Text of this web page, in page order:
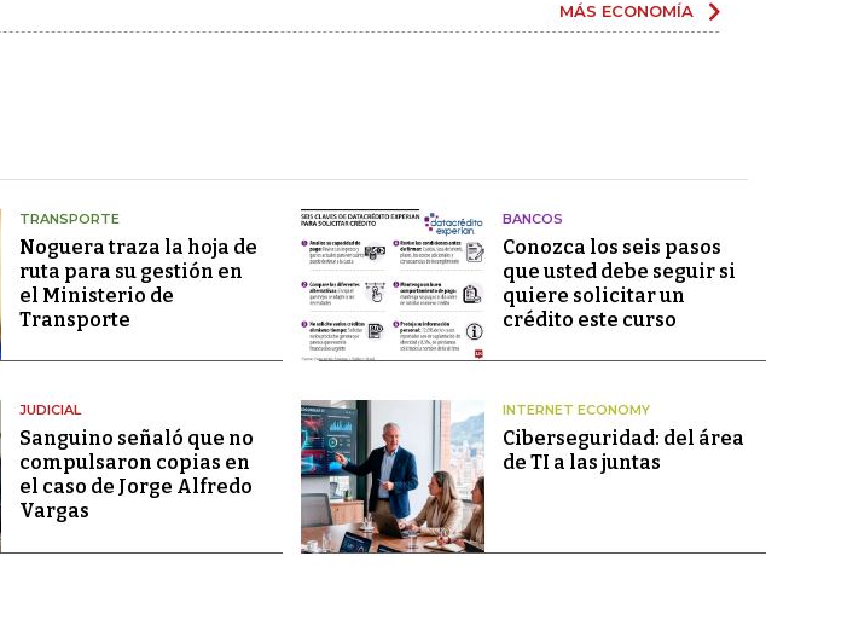
MÁS ECONOMÍA
TRANSPORTE
Noguera traza la hoja de
ruta para su gestión en
el Ministerio de
Transporte
BANCOS
Conozca los seis pasos
que usted debe seguir si
quiere solicitar un
crédito este curso
JUDICIAL
Sanguino señaló que no
compulsaron copias en
el caso de Jorge Alfredo
Vargas
INTERNET ECONOMY
Ciberseguridad: del área
de TI a las juntas